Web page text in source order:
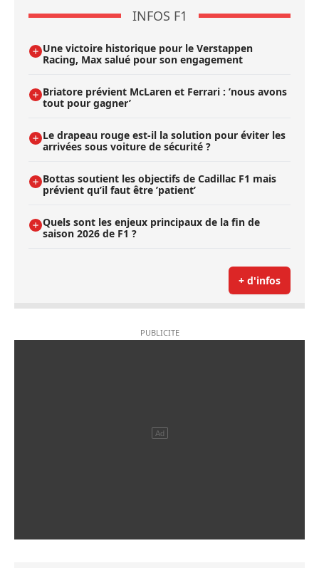
INFOS F1
Une victoire historique pour le Verstappen
Racing, Max salué pour son engagement
Briatore prévient McLaren et Ferrari : ’nous avons
tout pour gagner’
Le drapeau rouge est-il la solution pour éviter les
arrivées sous voiture de sécurité ?
Bottas soutient les objectifs de Cadillac F1 mais
prévient qu’il faut être ’patient’
Quels sont les enjeux principaux de la fin de
saison 2026 de F1 ?
+ d'infos